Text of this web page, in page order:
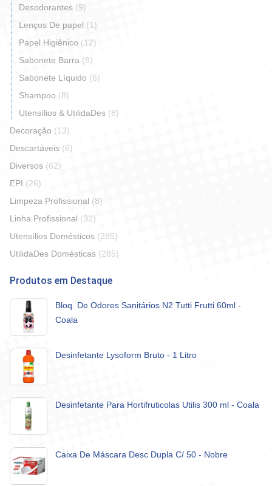
Desodorantes (9)
Lenços De papel (1)
Papel Higiênico (12)
Sabonete Barra (8)
Sabonete Líquido (6)
Shampoo (8)
Utensílios & UtilidaDes (8)
Decoração (13)
Descartáveis (6)
Diversos (62)
EPI (26)
Limpeza Profissional (8)
Linha Profissional (32)
Utensílios Domésticos (285)
UtilidaDes Domésticas (285)
Produtos em Destaque
Bloq. De Odores Sanitários N2 Tutti Frutti 60ml -
Coala
Desinfetante Lysoform Bruto - 1 Litro
Desinfetante Para Hortifruticolas Utilis 300 ml - Coala
Caixa De Máscara Desc Dupla C/ 50 - Nobre